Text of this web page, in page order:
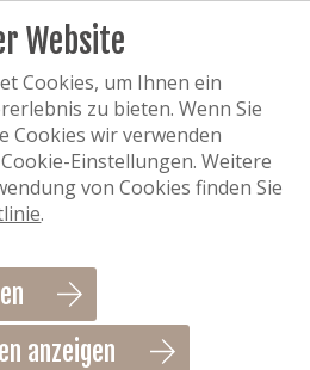
Website
Cookies, um Ihnen ein
zu bieten. Wenn Sie
Cookies wir verwenden
Einstellungen. Weitere
von Cookies finden Sie
.
anzeigen